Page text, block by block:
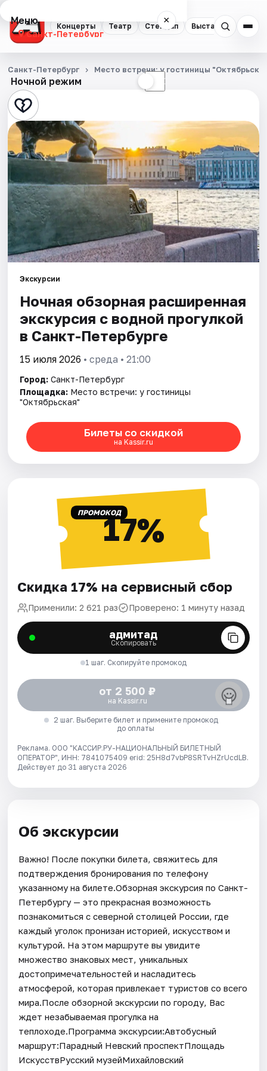
Концерты Театр Стендап Выставки
Меню ×
Санкт-Петербург
Концерты
Театр
Стендап
Выставки
Экскурсии
Спорт
События
Города
Площадки
Артисты
Рейтинги
Ночной режим ☾
Санкт-Петербург Место встречи: у гостиницы
Экскурсии
Ночная обзорная расширенная
экскурсия с водной прогулкой
в Санкт-Петербурге
15 июля 2026 • среда • 21:00
Город: Санкт-Петербург
Площадка: Место встречи: у гостиницы
"Октябрьская"
Билеты со скидкой
на Kassir.ru
ПРОМОКОД17%
Скидка 17% на сервисный сбор
Применили: 2 621 раз Проверено: 1 минуту назад
адмитад
Скопировать
1 шаг. Скопируйте промокод
от 2 500 ₽
на Kassir.ru
2 шаг. Выберите билет и примените промокод
до оплаты
Реклама. ООО "КАССИР.РУ-НАЦИОНАЛЬНЫЙ БИЛЕТНЫЙ
ОПЕРАТОР", ИНН: 7841075409 erid: 25H8d7vbP8SRTvHZrUcdLB.
Действует до 31 августа 2026
Об экскурсии
Важно! После покупки билета, свяжитесь для
подтверждения бронирования по телефону
указанному на билете.Обзорная экскурсия по Санкт-
Петербургу — это прекрасная возможность
познакомиться с северной столицей России, где
каждый уголок пронизан историей, искусством и
культурой. На этом маршруте вы увидите
множество знаковых мест, уникальных
достопримечательностей и насладитесь
атмосферой, которая привлекает туристов со всего
мира.После обзорной экскурсии по городу, Вас
ждет незабываемая прогулка на
теплоходе.Программа экскурсии:Автобусный
маршрут:Парадный Невский проспектПлощадь
ИскусствРусский музейМихайловский